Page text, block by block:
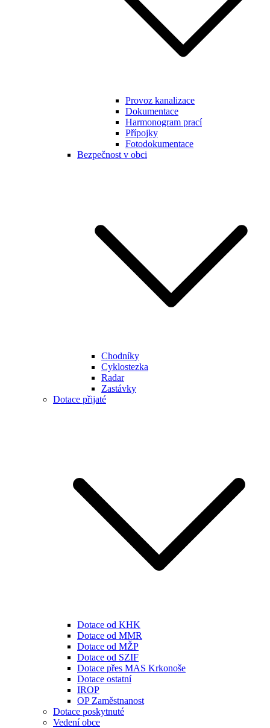
Provoz kanalizace
Dokumentace
Harmonogram prací
Přípojky
Fotodokumentace
Bezpečnost v obci
Chodníky
Cyklostezka
Radar
Zastávky
Dotace přijaté
Dotace od KHK
Dotace od MMR
Dotace od MŽP
Dotace od SZIF
Dotace přes MAS Krkonoše
Dotace ostatní
IROP
OP Zaměstnanost
Dotace poskytnuté
Vedení obce